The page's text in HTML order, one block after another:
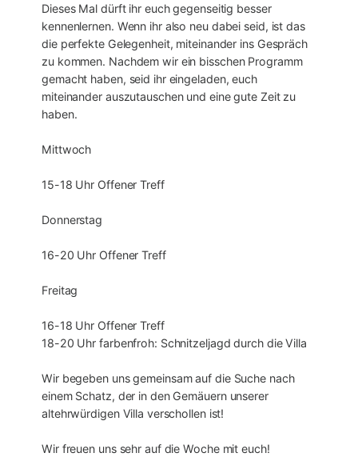
Dieses Mal dürft ihr euch gegenseitig besser
kennenlernen. Wenn ihr also neu dabei seid, ist das
die perfekte Gelegenheit, miteinander ins Gespräch
zu kommen. Nachdem wir ein bisschen Programm
gemacht haben, seid ihr eingeladen, euch
miteinander auszutauschen und eine gute Zeit zu
haben.
Mittwoch
15-18 Uhr Offener Treff
Donnerstag
16-20 Uhr Offener Treff
Freitag
16-18 Uhr Offener Treff
18-20 Uhr farbenfroh: Schnitzeljagd durch die Villa
Wir begeben uns gemeinsam auf die Suche nach
einem Schatz, der in den Gemäuern unserer
altehrwürdigen Villa verschollen ist!
Wir freuen uns sehr auf die Woche mit euch!